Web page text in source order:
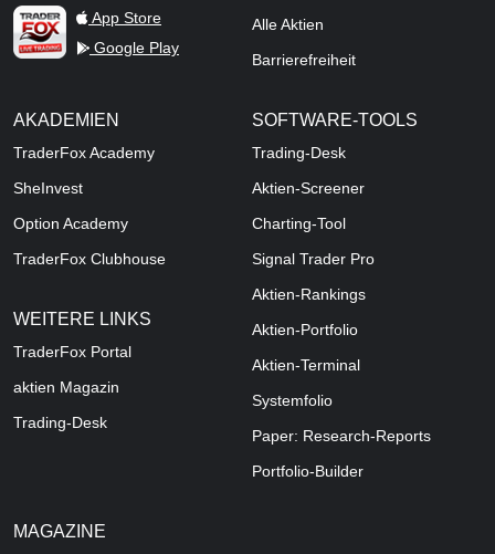
TraderFox Live Trading
App Store
Google Play
Alle Aktien
Barrierefreiheit
AKADEMIEN
TraderFox Academy
SheInvest
Option Academy
TraderFox Clubhouse
WEITERE LINKS
TraderFox Portal
aktien Magazin
Trading-Desk
SOFTWARE-TOOLS
Trading-Desk
Aktien-Screener
Charting-Tool
Signal Trader Pro
Aktien-Rankings
Aktien-Portfolio
Aktien-Terminal
Systemfolio
Paper: Research-Reports
Portfolio-Builder
MAGAZINE